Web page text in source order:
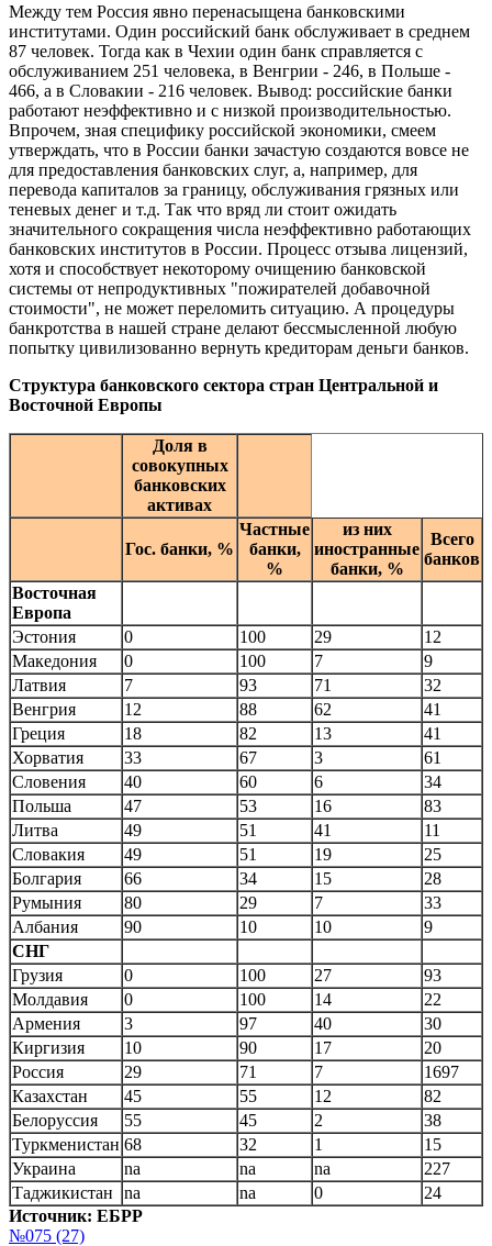
Между тем Россия явно перенасыщена банковскими
институтами. Один российский банк обслуживает в среднем
87 человек. Тогда как в Чехии один банк справляется с
обслуживанием 251 человека, в Венгрии - 246, в Польше -
466, а в Словакии - 216 человек. Вывод: российские банки
работают неэффективно и с низкой производительностью.
Впрочем, зная специфику российской экономики, смеем
утверждать, что в России банки зачастую создаются вовсе не
для предоставления банковских слуг, а, например, для
перевода капиталов за границу, обслуживания грязных или
теневых денег и т.д. Так что вряд ли стоит ожидать
значительного сокращения числа неэффективно работающих
банковских институтов в России. Процесс отзыва лицензий,
хотя и способствует некоторому очищению банковской
системы от непродуктивных "пожирателей добавочной
стоимости", не может переломить ситуацию. А процедуры
банкротства в нашей стране делают бессмысленной любую
попытку цивилизованно вернуть кредиторам деньги банков.
Структура банковского сектора стран Центральной и
Восточной Европы
Доля в
совокупных
банковских
активах
Гос. банки, %
Частные
банки,
%
из них
иностранные
банки, %
Всего
банков
Восточная
Европа
Эстония
0 100 29
12
Македония
0 100 7
9
Латвия
7 93 71
32
Венгрия
12 88 62
41
Греция
18 82 13
41
Хорватия
33 67 3
61
Словения
40 60 6
34
Польша
47 53 16
83
Литва
49 51 41
11
Словакия
49 51 19
25
Болгария
66 34 15
28
Румыния
80 29 7
33
Албания
90 10 10
9
СНГ
Грузия
0 100 27
93
Молдавия
0 100 14
22
Армения
3 97 40
30
Киргизия
10 90 17
20
Россия
29 71 7
1697
Казахстан
45 55 12
82
Белоруссия
55 45 2
38
Туркменистан 68 32 1
15
Украина
na na na
227
Таджикистан
na na 0
24
Источник: ЕБРР
№075 (27)